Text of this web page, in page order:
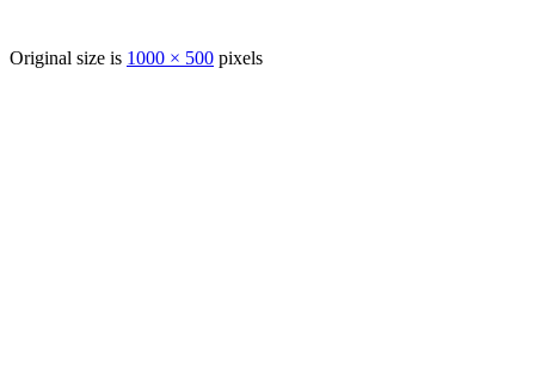
Original size is 1000 × 500 pixels